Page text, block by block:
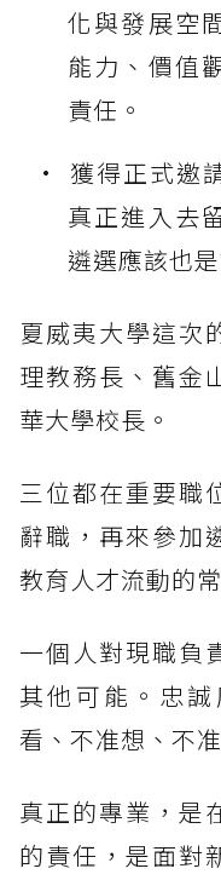
化與發展空
能力、價值
責任。
獲得正式邀
真正進入去
遴選應該也
夏威夷大學這次
理教務長、舊金
華大學校長。
三位都在重要職
辭職，再來參加
教育人才流動的
一個人對現職負
其他可能。忠
看、不准想、不
真正的專業，是
的責任，是面對